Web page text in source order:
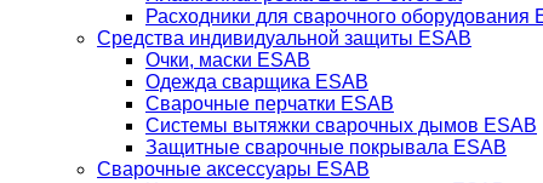
Расходники для сварочного оборудования
Средства индивидуальной защиты ESAB
Очки, маски ESAB
Одежда сварщика ESAB
Сварочные перчатки ESAB
Системы вытяжки сварочных дымов ESAB
Защитные сварочные покрывала ESAB
Сварочные аксессуары ESAB